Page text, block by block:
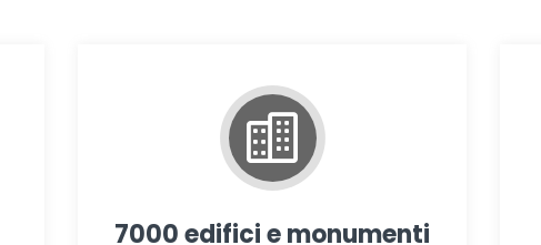
7000 edifici e monumenti